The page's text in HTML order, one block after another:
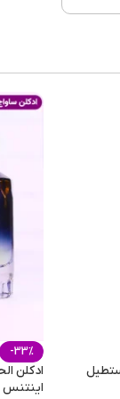
-33%
ادکلن
اینتنس